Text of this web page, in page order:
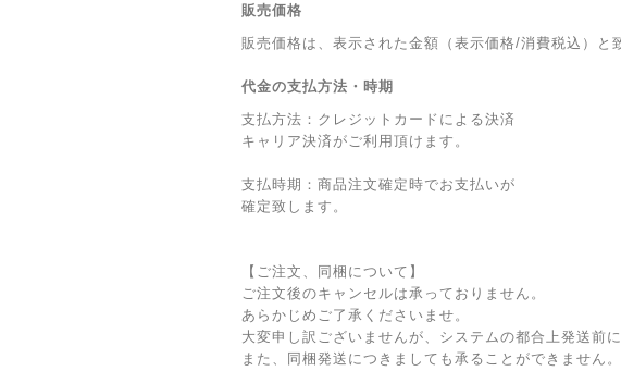
販売価格
販売価格は、表示された金額（表示価格/消費税込）
代金の支払方法・時期
支払方法：クレジットカードによる決済
キャリア決済がご利用頂けます。
支払時期：商品注文確定時でお支払いが
確定致します。
【ご注文、同梱について】
ご注文後のキャンセルは承っておりません。
あらかじめご了承くださいませ。
大変申し訳ございませんが、システムの都合上発送前
また、同梱発送につきましても承ることができません。